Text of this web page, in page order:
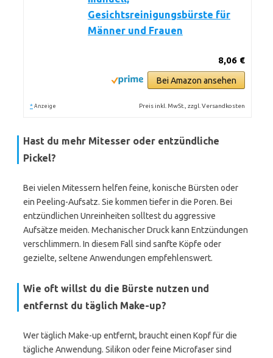
Gesichtsreinigungsbürste für
Männer und Frauen
8,06 €
Bei Amazon ansehen
* Anzeige Preis inkl. MwSt., zzgl. Versandkosten
Hast du mehr Mitesser oder entzündliche
Pickel?
Bei vielen Mitessern helfen feine, konische Bürsten oder
ein Peeling-Aufsatz. Sie kommen tiefer in die Poren. Bei
entzündlichen Unreinheiten solltest du aggressive
Aufsätze meiden. Mechanischer Druck kann Entzündungen
verschlimmern. In diesem Fall sind sanfte Köpfe oder
gezielte, seltene Anwendungen empfehlenswert.
Wie oft willst du die Bürste nutzen und
entfernst du täglich Make-up?
Wer täglich Make-up entfernt, braucht einen Kopf für die
tägliche Anwendung. Silikon oder feine Microfaser sind